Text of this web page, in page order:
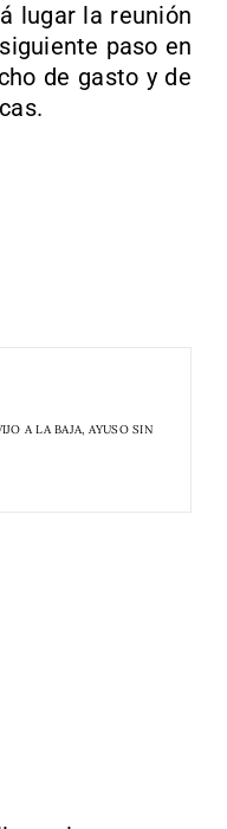
lugar la reunión
paso en
de gasto y de
A LA BAJA, AYUSO SIN